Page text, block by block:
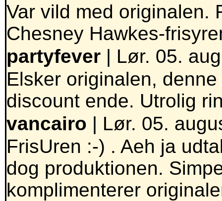
Var vild med originalen.
Chesney Hawkes-
partyfever | Lør. 05.
Elsker originalen,
discount ende. Utrolig
vancairo | Lør. 05.
FrisUren :-) . Aeh ja
dog produktionen.
komplimenterer